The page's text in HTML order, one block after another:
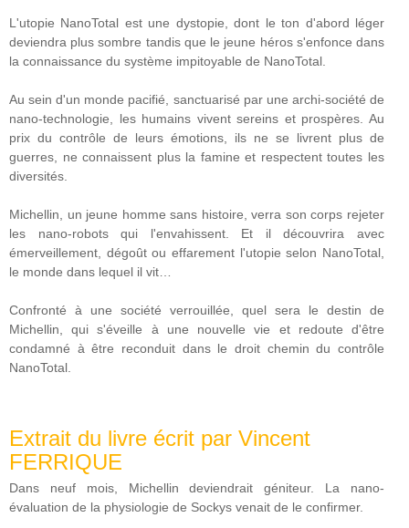
L'utopie NanoTotal est une dystopie, dont le ton d'abord léger
deviendra plus sombre tandis que le jeune héros s'enfonce dans
la connaissance du système impitoyable de NanoTotal.
Au sein d'un monde pacifié, sanctuarisé par une archi-société de
nano-technologie, les humains vivent sereins et prospères. Au
prix du contrôle de leurs émotions, ils ne se livrent plus de
guerres, ne connaissent plus la famine et respectent toutes les
diversités.
Michellin, un jeune homme sans histoire, verra son corps rejeter
les nano-robots qui l'envahissent. Et il découvrira avec
émerveillement, dégoût ou effarement l'utopie selon NanoTotal,
le monde dans lequel il vit…
Confronté à une société verrouillée, quel sera le destin de
Michellin, qui s'éveille à une nouvelle vie et redoute d'être
condamné à être reconduit dans le droit chemin du contrôle
NanoTotal.
Extrait du livre écrit par Vincent
FERRIQUE
Dans neuf mois, Michellin deviendrait géniteur. La nano-
évaluation de la physiologie de Sockys venait de le confirmer.